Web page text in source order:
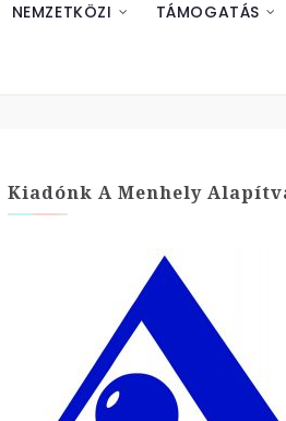
NEMZETKÖZI TÁMOGATÁS
Kiadónk A Menhely